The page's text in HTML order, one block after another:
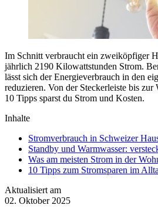
Im Schnitt verbraucht ein zweiköpfiger
jährlich 2190 Kilowattstunden Strom.
lässt sich der Energieverbrauch in den
reduzieren. Von der Steckerleiste bis zur
10 Tipps sparst du Strom und Kosten.
Inhalte
Stromverbrauch in Schweizer
Standby und Warmwasser:
Was am meisten Strom in der
10 Tipps zum Stromsparen im
Aktualisiert am
02. Oktober 2025